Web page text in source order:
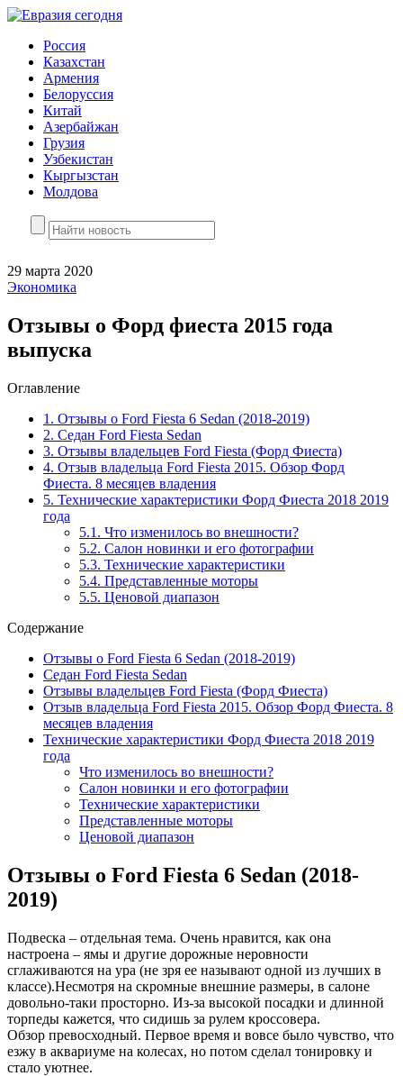
Россия
Казахстан
Армения
Белоруссия
Китай
Азербайжан
Грузия
Узбекистан
Кыргызстан
Молдова
29 марта 2020
Экономика
Отзывы о Форд фиеста 2015 года
выпуска
Оглавление
1. Отзывы о Ford Fiesta 6 Sedan (2018-2019)
2. Седан Ford Fiesta Sedan
3. Отзывы владельцев Ford Fiesta (Форд Фиеста)
4. Отзыв владельца Ford Fiesta 2015. Обзор Форд
Фиеста. 8 месяцев владения
5. Технические характеристики Форд Фиеста 2018 2019
года
5.1. Что изменилось во внешности?
5.2. Салон новинки и его фотографии
5.3. Технические характеристики
5.4. Представленные моторы
5.5. Ценовой диапазон
Содержание
Отзывы о Ford Fiesta 6 Sedan (2018-2019)
Седан Ford Fiesta Sedan
Отзывы владельцев Ford Fiesta (Форд Фиеста)
Отзыв владельца Ford Fiesta 2015. Обзор Форд Фиеста. 8
месяцев владения
Технические характеристики Форд Фиеста 2018 2019
года
Что изменилось во внешности?
Салон новинки и его фотографии
Технические характеристики
Представленные моторы
Ценовой диапазон
Отзывы о Ford Fiesta 6 Sedan (2018-
2019)
Подвеска – отдельная тема. Очень нравится, как она
настроена – ямы и другие дорожные неровности
сглаживаются на ура (не зря ее называют одной из лучших в
классе).Несмотря на скромные внешние размеры, в салоне
довольно-таки просторно. Из-за высокой посадки и длинной
торпеды кажется, что сидишь за рулем кроссовера.
Обзор превосходный. Первое время и вовсе было чувство, что
езжу в аквариуме на колесах, но потом сделал тонировку и
стало уютнее.